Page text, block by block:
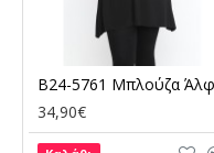
34,90€